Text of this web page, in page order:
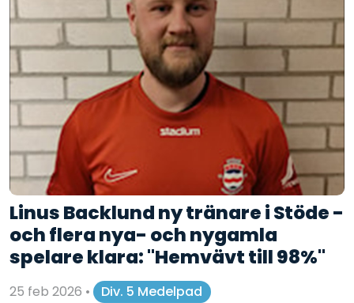
Linus Backlund ny tränare i Stöde -
och flera nya- och nygamla
spelare klara: "Hemvävt till 98%"
25 feb 2026 •
Div. 5 Medelpad